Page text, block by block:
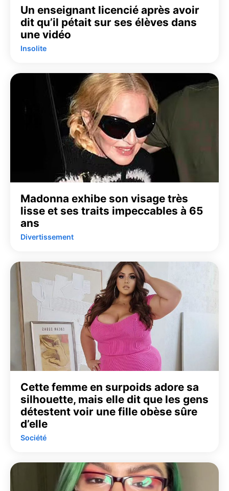
Un enseignant licencié après avoir
dit qu’il pétait sur ses élèves dans
une vidéo
Insolite
Madonna exhibe son visage très
lisse et ses traits impeccables à 65
ans
Divertissement
Cette femme en surpoids adore sa
silhouette, mais elle dit que les gens
détestent voir une fille obèse sûre
d’elle
Société